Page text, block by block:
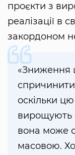
проєкти з
реалізації в
закордоном
«Зниження
спричинити
оскільки
вирощують
вона може
масовою.